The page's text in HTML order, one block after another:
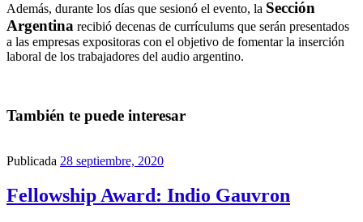
Además, durante los días que sesionó el evento, la Sección
Argentina recibió decenas de currículums que serán presentados
a las empresas expositoras con el objetivo de fomentar la inserción
laboral de los trabajadores del audio argentino.
También te puede interesar
Publicada 28 septiembre, 2020
Fellowship Award: Indio Gauvron